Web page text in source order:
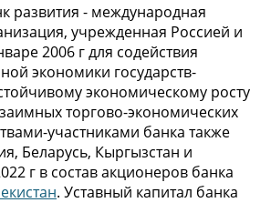
развития - международная
учрежденная Россией и
2006 г для содействия
экономики государств-
экономическому росту
торгово-экономических
участниками банка также
Беларусь, Кыргызстан и
г в состав акционеров банка
. Уставный капитал банка